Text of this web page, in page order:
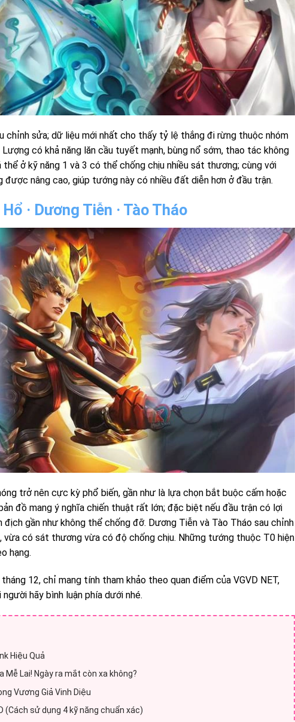
chỉnh sửa; dữ liệu mới nhất cho thấy tỷ lệ thắng đi rừng thuộc nhóm
có khả năng lăn cầu tuyết mạnh, bùng nổ sớm, thao tác không
thể ở kỹ năng 1 và 3 có thể chống chịu nhiều sát thương; cùng với
nâng cao, giúp tướng này có nhiều đất diễn hơn ở đầu trận.
· Dương Tiễn · Tào Tháo
trở nên cực kỳ phổ biến, gần như là lựa chọn bắt buộc cấm hoặc
đồ mang ý nghĩa chiến thuật rất lớn; đặc biệt nếu đầu trận có lợi
gần như không thể chống đỡ. Dương Tiễn và Tào Tháo sau chỉnh
vừa có sát thương vừa có độ chống chịu. Những tướng thuộc T0 hiện
hạng.
12, chỉ mang tính tham khảo theo quan điểm của VGVD NET,
hãy bình luận phía dưới nhé.
Hiệu Quả
Mễ Lai! Ngày ra mắt còn xa không?
Vương Giả Vinh Diệu
(Cách sử dụng 4 kỹ năng chuẩn xác)